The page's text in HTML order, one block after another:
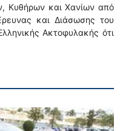
Κυθήρων και Χανίων από
και Διάσωσης του
Ακτοφυλακής ότι